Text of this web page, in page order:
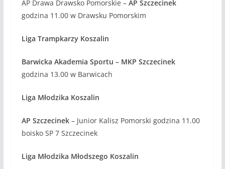
AP Drawa Drawsko Pomorskie –AP Szczecinek
godzina 11.00 w Drawsku Pomorskim
Liga Trampkarzy Koszalin
Barwicka Akademia Sportu – MKP Szczecinek
godzina 13.00 w Barwicach
Liga Młodzika Koszalin
AP Szczecinek– Junior Kalisz Pomorski godzina 11.00
boisko SP 7 Szczecinek
Liga Młodzika Młodszego Koszalin